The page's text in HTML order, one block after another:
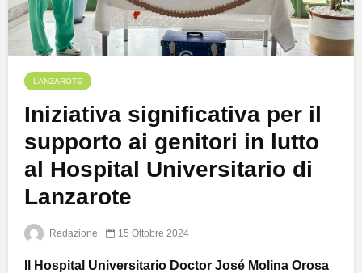
LANZAROTE
Iniziativa significativa per il
supporto ai genitori in lutto
al Hospital Universitario di
Lanzarote
Redazione 15 Ottobre 2024
Il Hospital Universitario Doctor José Molina Orosa